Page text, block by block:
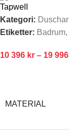
Kategori: Duschar
Etiketter: Badrum,
10 396 kr – 19 996
MATERIAL